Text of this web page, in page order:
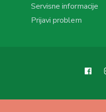
Servisne informacije
Prijavi problem